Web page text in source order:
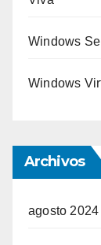
Windows
Windows
Archivos
agosto 2024